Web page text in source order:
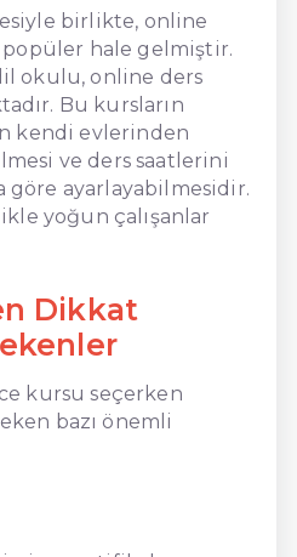
birlikte, online
popüler hale gelmiştir.
okulu, online ders
Bu kursların
kendi evlerinden
ve ders saatlerini
göre ayarlayabilmesidir.
yoğun çalışanlar
Dikkat
kursu seçerken
bazı önemli